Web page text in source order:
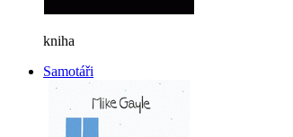
kniha
Samotáři